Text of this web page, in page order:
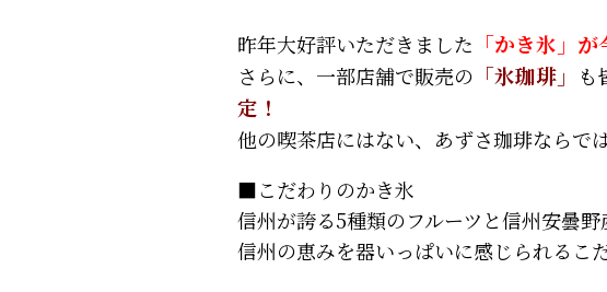
昨年大好評いただきました 「かき氷」
さらに、一部店舗で販売の 「氷珈琲」 も
定！
他の喫茶店にはない、あずさ珈琲ならで
■こだわりのかき氷
信州が誇る5種類のフルーツと信州安曇
信州の恵みを器いっぱいに感じられるこ